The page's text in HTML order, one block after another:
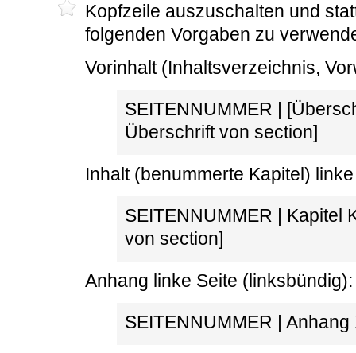
Kopfzeile auszuschalten und
folgenden Vorgaben zu
Vorinhalt (Inhaltsverzeichnis,
SEITENNUMMER |
Überschrift von section]
Inhalt (benummerte Kapitel)
SEITENNUMMER | Kapitel
von section]
Anhang linke Seite (linksbündig):
SEITENNUMMER |